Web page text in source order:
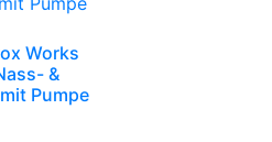
Works
&
Pumpe